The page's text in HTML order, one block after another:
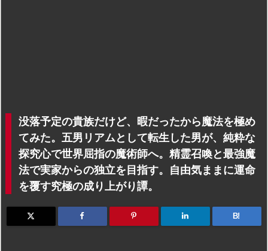
没落予定の貴族だけど、暇だったから魔法を極め
てみた。五男リアムとして転生した男が、純粋な
探究心で世界屈指の魔術師へ。精霊召喚と最強魔
法で実家からの独立を目指す。自由気ままに運命
を覆す究極の成り上がり譚。
B!